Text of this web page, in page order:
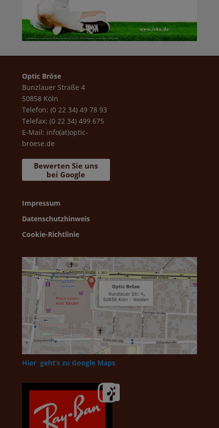
Optic Bröse
Bunzlauer Straße 4
50858 Köln
Telefon: (0 22 34) 49 78 93
Telefax: (0 22 34) 499 675
E-Mail: info(at)optic-
broese.de
Bewerten Sie uns
bei Google
Impressum
Datenschutzhinweis
Cookie-Richtlinie
Hier geht’s zu Google Maps

